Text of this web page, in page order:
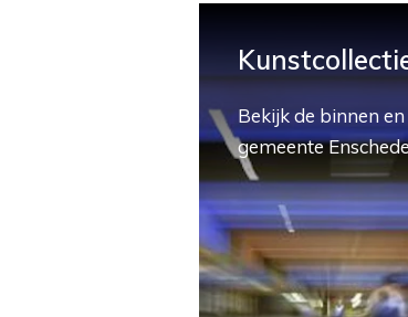
Bekijk de binnen
gemeente